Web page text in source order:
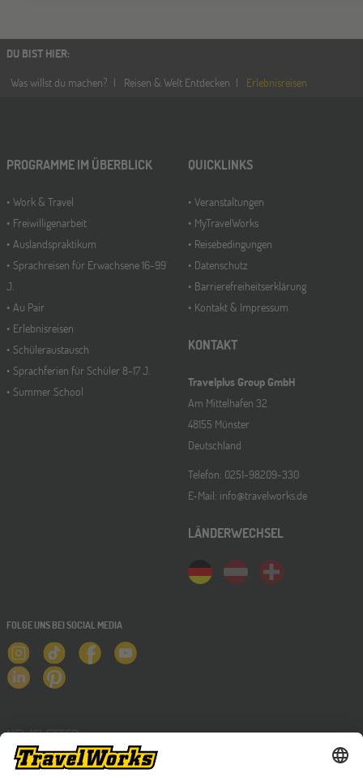
DU BIST HIER:
Was willst du machen?
Reisen & Welt Entdecken Erlebnisreisen
PROGRAMME IM ÜBERBLICK
Work & Travel
Freiwilligenarbeit
Auslandspraktikum
Sprachreisen für Erwachsene 16-99
J.
Au Pair
Erlebnisreisen
Schüleraustausch
Sprachferien für Schüler 8-17 J.
Summer School
QUICKLINKS
Veranstaltungen
MyTravelWorks
Reisebedingungen
Datenschutz
Barrierefreiheitserklärung
Kontakt & Impressum
KONTAKT
Travelplus Group GmbH
Am Mittelhafen 32
48155 Münster
Deutschland
Telefon: 0251-98209-330
E-Mail: info@travelworks.de
LÄNDERWECHSEL
FOLGE UNS BEI SOCIAL MEDIA
NEWSLETTER